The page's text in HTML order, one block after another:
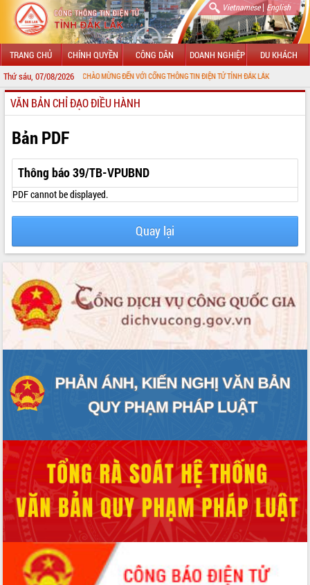
Vietnamese| English
TRANG CHỦ CHÍNH QUYỀN CÔNG DÂN DOANH NGHIỆP DU KHÁCH
Thứ sáu, 07/08/2026CHÀO MỪNG ĐẾN VỚI CỔNG THÔNG TIN ĐIỆN TỬ TỈNH ĐẮK LẮK
GIỚI THIỆU
LÃNH ĐẠO UBND TỈNH
TIN TỨC SỰ KIỆN
SỞ, BAN, NGÀNH
UBND CÁC XÃ, PHƯỜNG
THÔNG TIN CHỈ ĐẠO ĐIỀU HÀNH
VĂN BẢN HĐND TỈNH
ĐIỂM TIN VĂN BẢN
VĂN BẢN CHỈ ĐẠO ĐIỀU HÀNH
Bản PDF
Thông báo 39/TB-VPUBND
PDF cannot be displayed.
Quay lại